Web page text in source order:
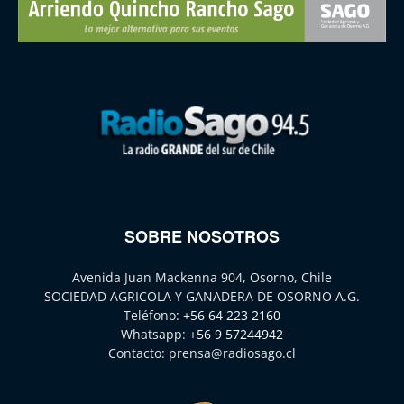
SOBRE NOSOTROS
Avenida Juan Mackenna 904, Osorno, Chile
SOCIEDAD AGRICOLA Y GANADERA DE OSORNO A.G.
Teléfono: +56 64 223 2160
Whatsapp: +56 9 57244942
Contacto: prensa@radiosago.cl